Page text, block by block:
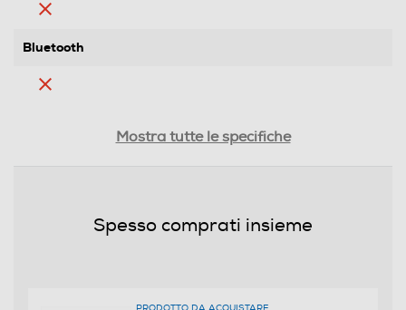
Bluetooth
Mostra tutte le specifiche
Spesso comprati insieme